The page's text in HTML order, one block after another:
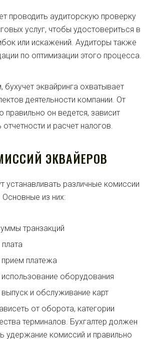
проводить аудиторскую проверку
услуг, чтобы удостовериться в
или искажений. Аудиторы также
по оптимизации этого процесса.
эквайринга охватывает
деятельности компании. От
правильно он ведется, зависит
и расчет налогов.
ЭКВАЙЕРОВ
устанавливать различные комиссии
Основные из них:
транзакций
платежа
оборудования
и обслуживание карт
от оборота, категории
терминалов. Бухгалтер должен
удержание комиссий и правильно